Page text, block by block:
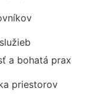
a bohatá prax
priestorov